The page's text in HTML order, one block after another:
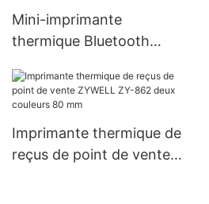
Mini-imprimante
thermique Bluetooth
reçus portable sans fil de
80 mm
Imprimante thermique de
reçus de point de vente